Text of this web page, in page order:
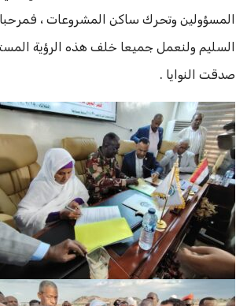
المسؤولين وتحرك ساكن المشروعات ، فمرحبا
السليم ولنعمل جميعا خلف هذه الرؤية
صدقت النوايا .